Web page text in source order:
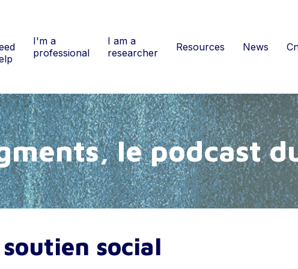
I'm a
professional
I am a
researcher
Resources News
ments, le podcast d
social